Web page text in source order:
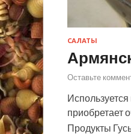
САЛАТЫ
Оставьте
приобретает
Продукты